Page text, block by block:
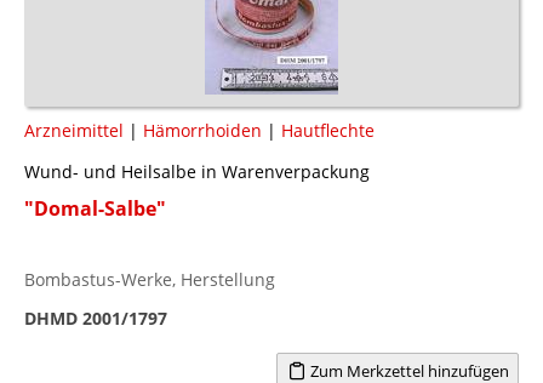
Arzneimittel | Hämorrhoiden | Hautflechte
Wund- und Heilsalbe in Warenverpackung
"Domal-Salbe"
Bombastus-Werke, Herstellung
DHMD 2001/1797
Zum Merkzettel hinzufügen